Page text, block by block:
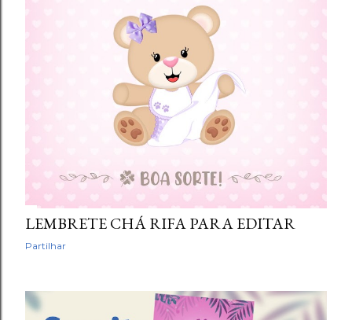
LEMBRETE CHÁ RIFA PARA EDITAR
Partilhar